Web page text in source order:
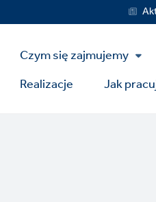
Service
Menu
Main
Menu
Czym się zajmujemy
Realizacje
Jak